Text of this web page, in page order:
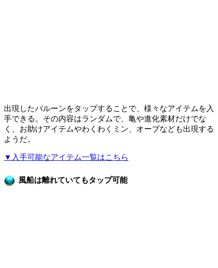
出現したバルーンをタップすることで、様々なアイテムを入
手できる。その内容はランダムで、亀や進化素材だけでな
く、お助けアイテムやわくわくミン、オーブなども出現する
ようだ。
▼入手可能なアイテム一覧はこちら
風船は離れていてもタップ可能